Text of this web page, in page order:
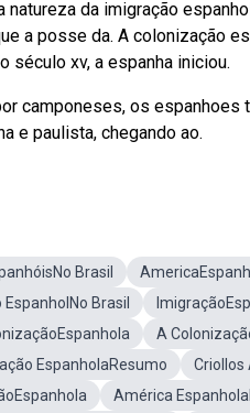
da imigração
a posse da. A colonização
século xv, a espanha iniciou.
camponeses, os
e paulista, chegando ao.
Brasil
EspanholNo Brasil
A
EspanholaResumo Criollos
América